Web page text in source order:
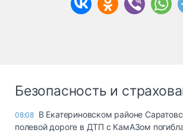
Безопасность и
08:08 В Екатериновском районе
полевой дороге в ДТП с КамАЗом